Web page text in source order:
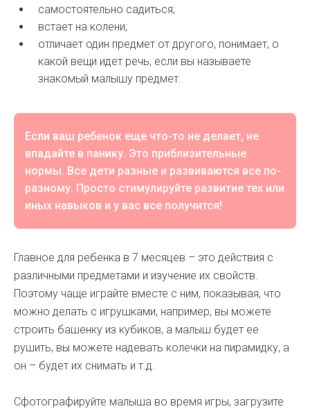
самостоятельно садиться;
встает на колени;
отличает один предмет от другого, понимает, о
какой вещи идет речь, если вы называете
знакомый малышу предмет.
Если ваш ребенок еще что-то не делает, не
впадайте в панику. Это приблизительные
нормы. Все дети разные и развиваются все по-
разному. Просто стимулируйте развитие тех или
иных навыков и у вас все получится!
Главное для ребенка в 7 месяцев – это действия с
различными предметами и изучение их свойств.
Поэтому чаще играйте вместе с ним, показывая, что
можно делать с игрушками, например, вы можете
строить башенку из кубиков, а малыш будет ее
рушить, вы можете надевать колечки на пирамидку, а
он – будет их снимать и т.д.
Сфотографируйте малыша во время игры, загрузите